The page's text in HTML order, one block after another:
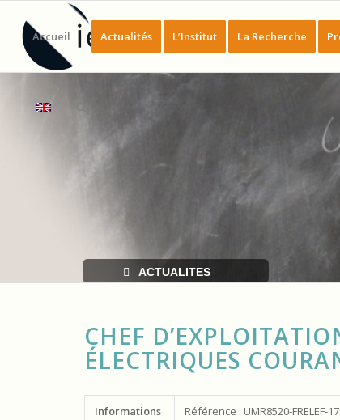
Accueil Actualités L’Institut La Recherche
ACTUALITES
CHEF
ÉLECTRIQUES
Informations
Référence : UMR8520-FRELEF-